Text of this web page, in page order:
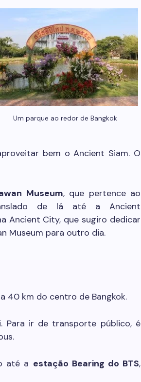
Um parque ao redor de Bangkok
bem o Ancient Siam. O
Museum, que pertence ao
de lá até a Ancient
Ancient City, que sugiro dedicar
Museum para outro dia.
40 km do centro de Bangkok.
ir de transporte público, é
até a estação Bearing do BTS,